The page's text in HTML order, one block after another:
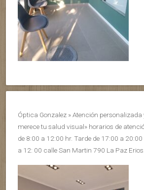
Óptica Gonzalez » Atención personalizada
merece tu salud visual» horarios de
de 8:00 a 12:00 hr. Tarde de 17:00 a
a 12: 00 calle San Martin 790 La Paz Erios.